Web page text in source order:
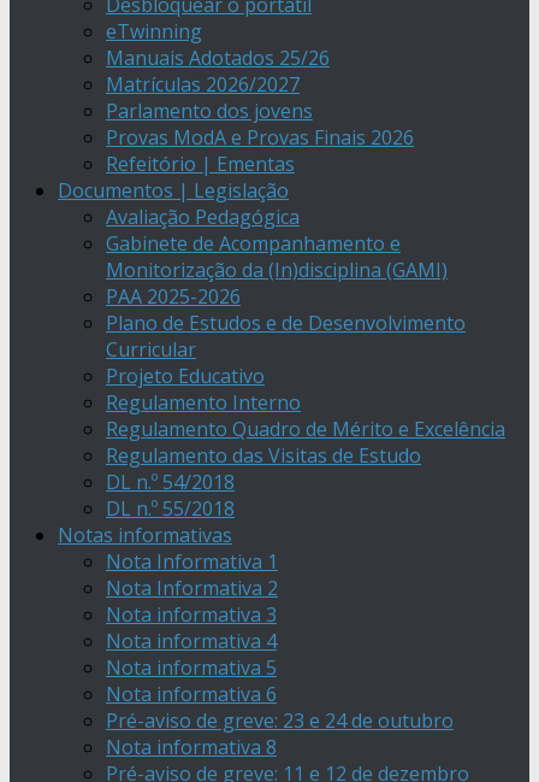
eTwinning
Manuais Adotados 25/26
Matrículas 2026/2027
Parlamento dos jovens
Provas ModA e Provas Finais 2026
Refeitório | Ementas
Documentos | Legislação
Avaliação Pedagógica
Gabinete de Acompanhamento e
Monitorização da (In)disciplina (GAMI)
PAA 2025-2026
Plano de Estudos e de Desenvolvimento
Curricular
Projeto Educativo
Regulamento Interno
Regulamento Quadro de Mérito e Excelência
Regulamento das Visitas de Estudo
DL n.º 54/2018
DL n.º 55/2018
Notas informativas
Nota Informativa 1
Nota Informativa 2
Nota informativa 3
Nota informativa 4
Nota informativa 5
Nota informativa 6
Pré-aviso de greve: 23 e 24 de outubro
Nota informativa 8
Pré-aviso de greve: 11 e 12 de dezembro